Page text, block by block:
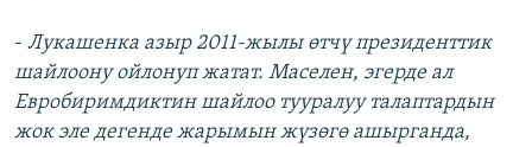
- Лукашенка азыр 2011-жылы өтчү президенттик
шайлоону ойлонуп жатат. Маселен, эгерде ал
Евробиримдиктин шайлоо тууралуу талаптардын
жок эле дегенде жарымын жүзөгө ашырганда,